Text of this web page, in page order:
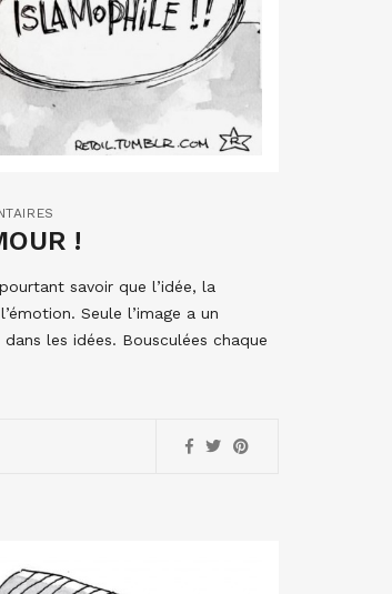
!
savoir que l’idée, la
Seule l’image a un
les idées. Bousculées chaque